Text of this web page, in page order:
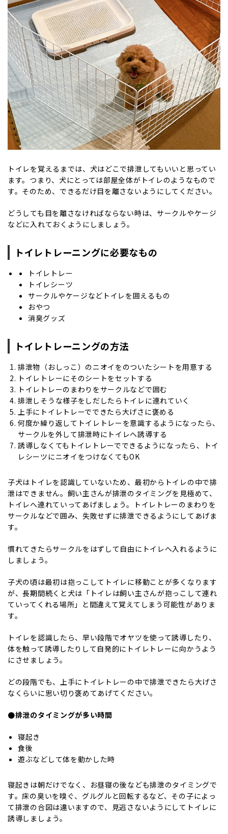
トイレを覚えるまでは、犬はどこで排泄してもいいと思ってい
ます。つまり、犬にとっては部屋全体がトイレのようなもので
す。そのため、できるだけ目を離さないようにしてください。
どうしても目を離さなければならない時は、サークルやケージ
などに入れておくようにしましょう。
トイレトレーニングに必要なもの
トイレトレー
トイレシーツ
サークルやケージなどトイレを囲えるもの
おやつ
消臭グッズ
トイレトレーニングの方法
排泄物（おしっこ）のニオイをのついたシートを用意する
トイレトレーにそのシートをセットする
トイレトレーのまわりをサークルなどで囲む
排泄しそうな様子をしだしたらトイレに連れていく
上手にトイレトレーでできたら大げさに褒める
何度か繰り返してトイレトレーを意識するようになったら、
サークルを外して排泄時にトイレへ誘導する
誘導しなくてもトイレトレーでできるようになったら、トイ
レシーツにニオイをつけなくてもOK
子犬はトイレを認識していないため、最初からトイレの中で排
泄はできません。飼い主さんが排泄のタイミングを見極めて、
トイレへ連れていってあげましょう。トイレトレーのまわりを
サークルなどで囲み、失敗せずに排泄できるようにしてあげま
す。
慣れてきたらサークルをはずして自由にトイレへ入れるように
しましょう。
子犬の頃は最初は抱っこしてトイレに移動ことが多くなります
が、長期間続くと犬は「トイレは飼い主さんが抱っこして連れ
ていってくれる場所」と間違えて覚えてしまう可能性がありま
す。
トイレを認識したら、早い段階でオヤツを使って誘導したり、
体を触って誘導したりして自発的にトイレトレーに向かうよう
にさせましょう。
どの段階でも、上手にトイレトレーの中で排泄できたら大げさ
なくらいに思い切り褒めてあげてください。
●排泄のタイミングが多い時間
寝起き
食後
遊ぶなどして体を動かした時
寝起きは朝だけでなく、お昼寝の後なども排泄のタイミングで
す。床の臭いを嗅ぐ、グルグルと回転するなど、その子によっ
て排泄の合図は違いますので、見逃さないようにしてトイレに
誘導しましょう。